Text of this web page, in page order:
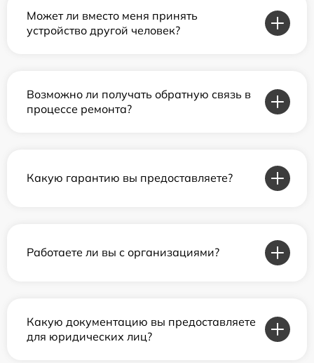
Может ли вместо меня принять
устройство другой человек?
Возможно ли получать обратную связь в
процессе ремонта?
Какую гарантию вы предоставляете?
Работаете ли вы с организациями?
Какую документацию вы предоставляете
для юридических лиц?